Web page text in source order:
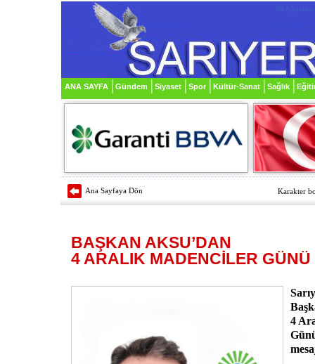
08
ANA SAYFA Gündem Siyaset Spor Kültür-Sanat Sağlık
Ana Sayfaya Dön Karakter
BAŞKAN AKSU’DAN
4 ARALIK MADENCİLER GÜNÜ
4